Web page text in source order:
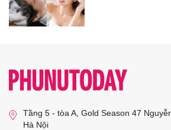
Tầng 5 - tòa A, Gold Season 47
Hà Nội